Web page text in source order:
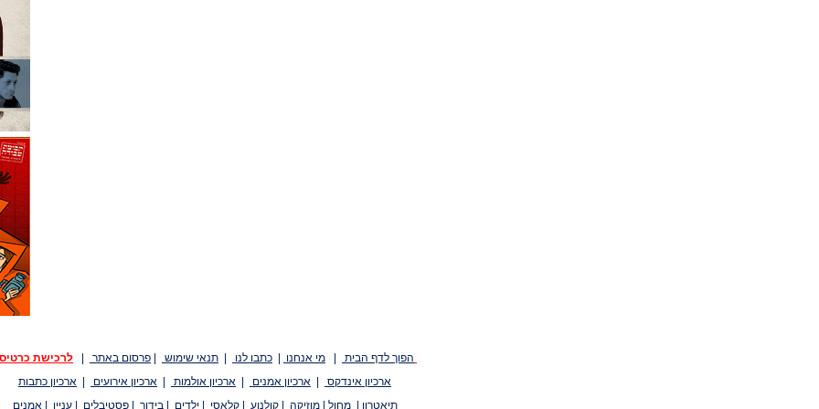
הפוך לדף הבית מי אנחנו כתבו לנו תנאי שימוש פרסום באתר
לרכישת
ארכיון אינדקס
ארכיון אמנים ארכיון אולמות ארכיון אירועים
ארכיון כתבות
תיאטרון
|מחול |מוזיקה |קולנוע |קלאסי ילדים |בידור |פסטיבלים |עניין |אמנים